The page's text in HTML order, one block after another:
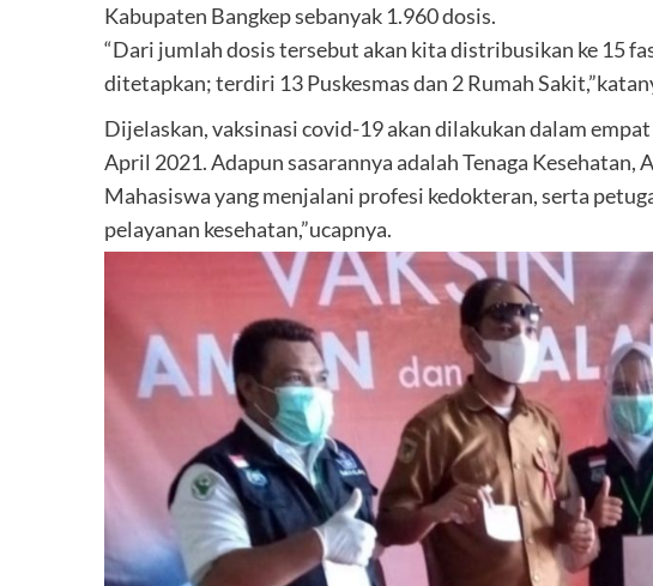
Kabupaten Bangkep sebanyak 1.960 dosis.
“Dari jumlah dosis tersebut akan kita distribusikan ke 15
ditetapkan; terdiri 13 Puskesmas dan 2 Rumah
Dijelaskan, vaksinasi covid-19 akan dilakukan dalam
April 2021. Adapun sasarannya adalah Tenaga Kesehatan,
Mahasiswa yang menjalani profesi kedokteran, serta
pelayanan kesehatan,”ucapnya.